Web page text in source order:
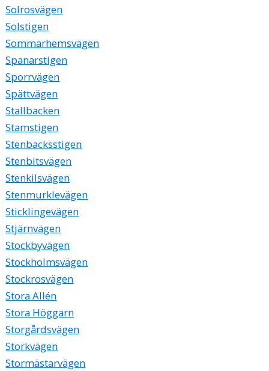
Solrosvägen
Solstigen
Sommarhemsvägen
Spanarstigen
Sporrvägen
Spättvägen
Stallbacken
Stamstigen
Stenbacksstigen
Stenbitsvägen
Stenkilsvägen
Stenmurklevägen
Sticklingevägen
Stjärnvägen
Stockbyvägen
Stockholmsvägen
Stockrosvägen
Stora Allén
Stora Höggarn
Storgårdsvägen
Storkvägen
Stormästarvägen